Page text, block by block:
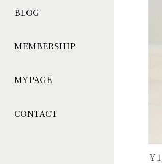
BLOG
MEMBERSHIP
MYPAGE
CONTACT
￥